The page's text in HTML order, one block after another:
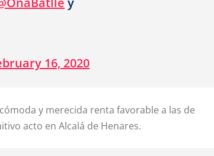
16, 2020
y merecida renta favorable a las de
acto en Alcalá de Henares.